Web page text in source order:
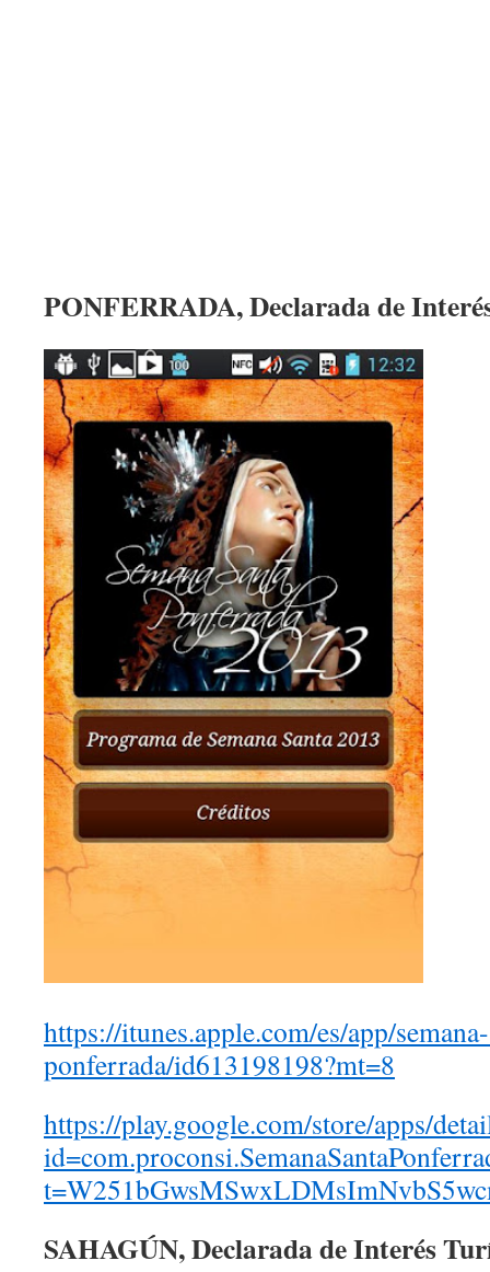
PONFERRADA, Declarada de
https://itunes.apple.com/es/app/
ponferrada/id613198198?mt=8
https://play.google.com/store/apps/
SAHAGÚN, Declarada de Interés